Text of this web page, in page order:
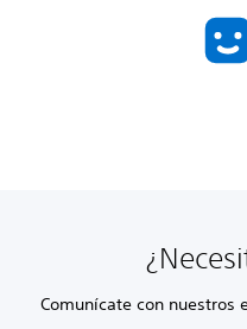
Comunícate con nuestros